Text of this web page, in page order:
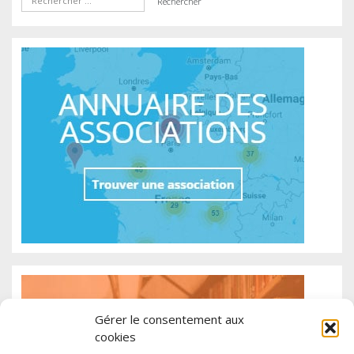
Gérer le consentement aux
cookies